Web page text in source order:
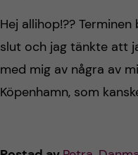
Hej allihop!??
slut och jag tänkte att
med mig av några av
Köpenhamn, som